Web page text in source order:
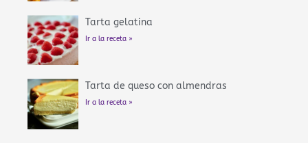
Tarta gelatina
Ir a la receta »
Tarta de queso con almendras
Ir a la receta »